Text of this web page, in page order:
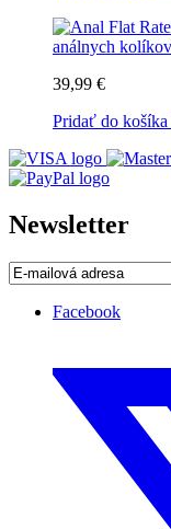
39,99 €
Pridať do košíka
Newsletter
Facebook